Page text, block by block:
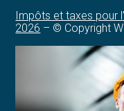
Impôts et taxes pour
2026 – © Copyright